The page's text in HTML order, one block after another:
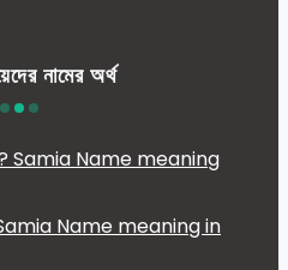
নামের অর্থ
Samia Name meaning in